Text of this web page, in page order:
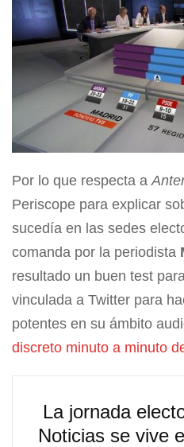
Por lo que respecta a
Periscope para explicar
sucedía en las sedes
comanda por la periodista
resultado un buen test
vinculada a Twitter para
potentes en su ámbito
discreto minuto a minuto
La jornada
Noticias se vive